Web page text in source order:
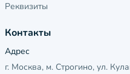
Реквизиты
Контакты
Адрес
г. Москва, м. Строгино, ул.